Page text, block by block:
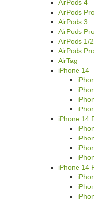
AirPods 4
AirPods
AirPods 3
AirPods
AirPods 1/2
AirPods Pro
AirTag
iPhone 14
iPhone 14
iPhone 14